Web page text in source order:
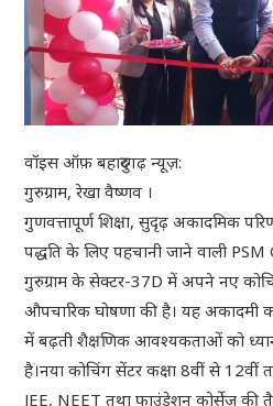
वॉइस ऑफ़ बहादुरगढ़ न्यूज़:
गुरुग्राम, रेखा वैष्णव ।
गुणवत्तापूर्ण शिक्षा, सुदृढ़ अकादमिक
पद्धति के लिए पहचानी जाने वाली
गुरुग्राम के सेक्टर-37D में अपने नए
औपचारिक घोषणा की है। यह अकादमी का
में बढ़ती शैक्षणिक आवश्यकताओं को
है।नया कोचिंग सेंटर कक्षा 8वीं से 12वीं
JEE, NEET तथा फाउंडेशन कोर्सेज़ की